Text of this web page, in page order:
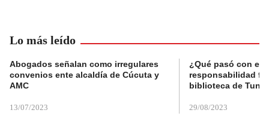
Lo más leído
Abogados señalan como irregulares
convenios ente alcaldía de Cúcuta y
AMC
13/07/2023
¿Qué pasó con el
responsabilidad
biblioteca de
29/08/2023